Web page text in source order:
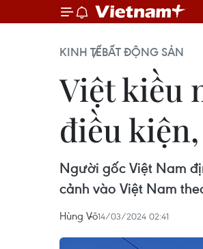
KINH TẾBẤT ĐỘNG SẢN
Việt kiều
điều
Người gốc Việt Nam
cảnh vào Việt Nam
Hùng Võ14/03/2024 02:41